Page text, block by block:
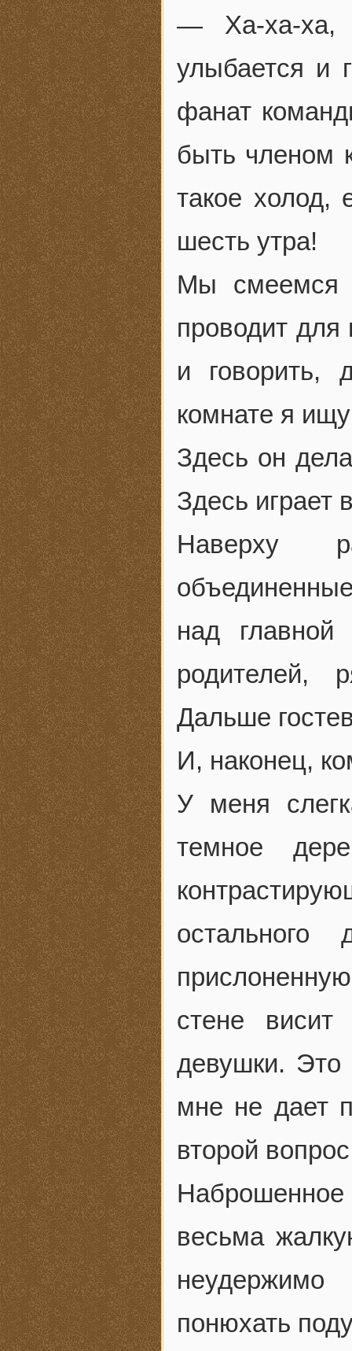
— Ха-ха-ха,
улыбается и
фанат
быть членом
такое холод,
шесть утра!
Мы смеемся
проводит для
и говорить,
комнате я
Здесь он
Здесь играет
Наверху
над
родителей,
Дальше
И, наконец,
У меня
темное
остального
стене
девушки. Это
мне не дает
второй
весьма
понюхать